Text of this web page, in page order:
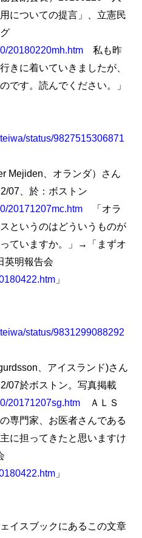
についての提言」、立憲民
20180220mh.htm 私も昨
きに着いていきましたが、
です。読んでください。」
status/9827515306871
Mejiden、オランダ）さん
07、於：ボストン
20171207mc.htm 「オラ
というのはどういうものが
ていますか。」→「まずオ
明報告会
」
status/9831299088292
、アイスランド)さん
07於ボストン。写真掲載
20171207sg.htm ＡＬＳ
専門家、お医者さんである
に担ってきたと思いますけ
」
イスブックにあるこの文章